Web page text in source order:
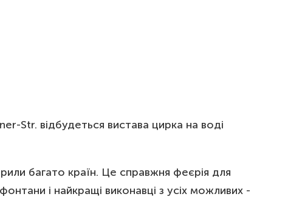
Str. відбудеться вистава цирка на воді
багато країн. Це справжня феєрія для
і найкращі виконавці з усіх можливих -